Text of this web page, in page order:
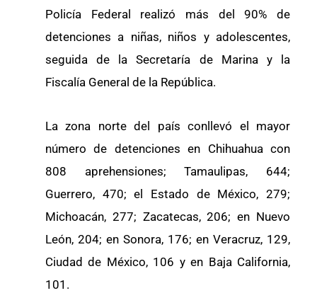
Policía Federal realizó más del 90% de
detenciones a niñas, niños y adolescentes,
seguida de la Secretaría de Marina y la
Fiscalía General de la República.
La zona norte del país conllevó el mayor
número de detenciones en Chihuahua con
808 aprehensiones; Tamaulipas, 644;
Guerrero, 470; el Estado de México, 279;
Michoacán, 277; Zacatecas, 206; en Nuevo
León, 204; en Sonora, 176; en Veracruz, 129,
Ciudad de México, 106 y en Baja California,
101.